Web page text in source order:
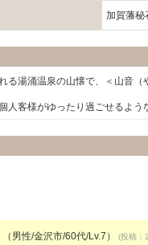
加賀藩秘
る湯涌温泉の山懐で、＜山音
人客様がゆったり過ごせるよう
（男性/金沢市/60代/Lv.7） (投稿